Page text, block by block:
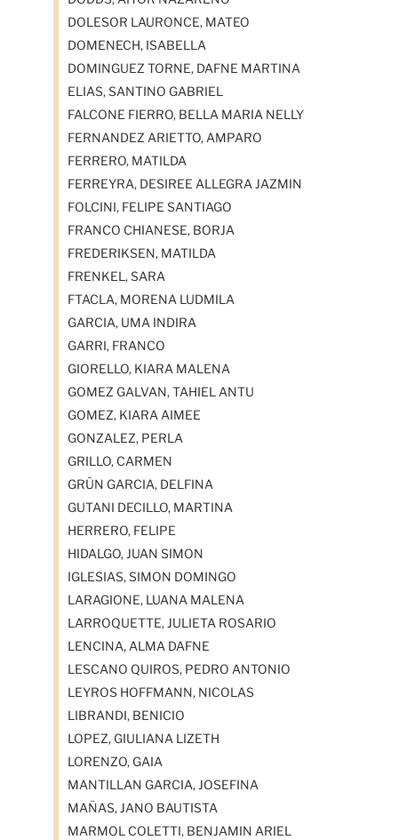
DOLESOR LAURONCE, MATEO
DOMENECH, ISABELLA
DOMINGUEZ TORNE, DAFNE MARTINA
ELIAS, SANTINO GABRIEL
FALCONE FIERRO, BELLA MARIA NELLY
FERNANDEZ ARIETTO, AMPARO
FERRERO, MATILDA
FERREYRA, DESIREE ALLEGRA JAZMIN
FOLCINI, FELIPE SANTIAGO
FRANCO CHIANESE, BORJA
FREDERIKSEN, MATILDA
FRENKEL, SARA
FTACLA, MORENA LUDMILA
GARCIA, UMA INDIRA
GARRI, FRANCO
GIORELLO, KIARA MALENA
GOMEZ GALVAN, TAHIEL ANTU
GOMEZ, KIARA AIMEE
GONZALEZ, PERLA
GRILLO, CARMEN
GRÜN GARCIA, DELFINA
GUTANI DECILLO, MARTINA
HERRERO, FELIPE
HIDALGO, JUAN SIMON
IGLESIAS, SIMON DOMINGO
LARAGIONE, LUANA MALENA
LARROQUETTE, JULIETA ROSARIO
LENCINA, ALMA DAFNE
LESCANO QUIROS, PEDRO ANTONIO
LEYROS HOFFMANN, NICOLAS
LIBRANDI, BENICIO
LOPEZ, GIULIANA LIZETH
LORENZO, GAIA
MANTILLAN GARCIA, JOSEFINA
MAÑAS, JANO BAUTISTA
MARMOL COLETTI, BENJAMIN ARIEL